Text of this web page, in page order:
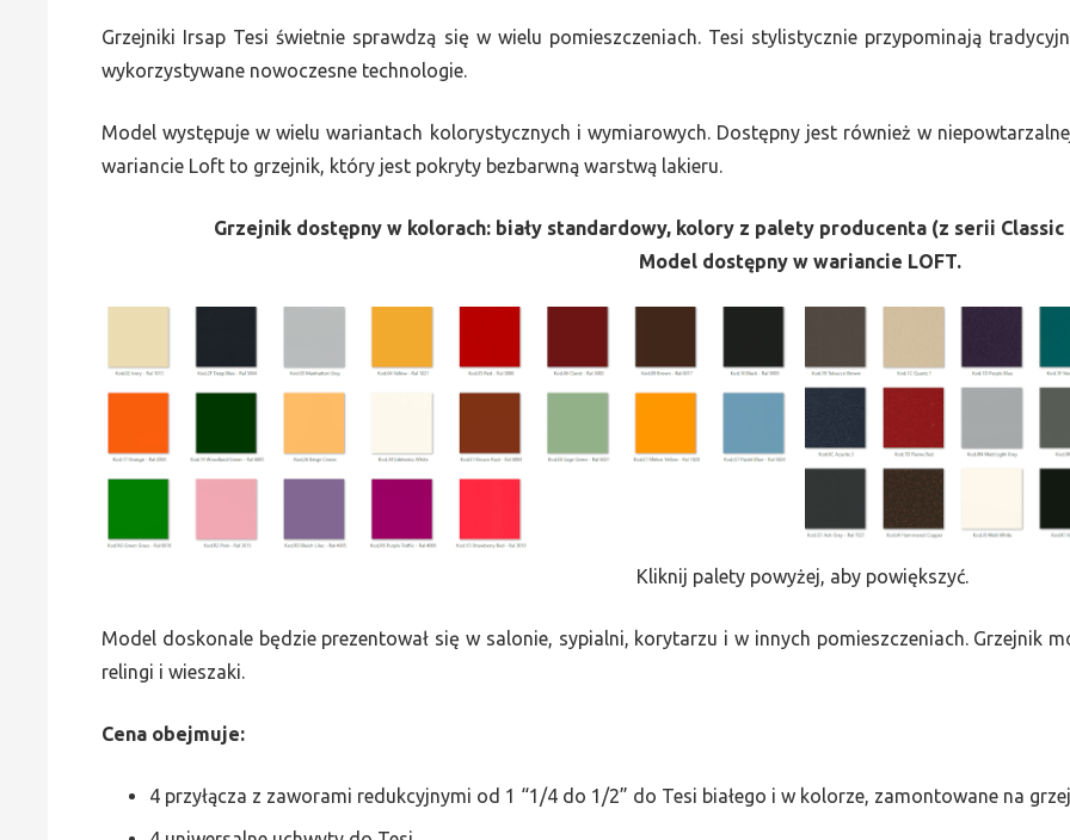
Grzejniki Irsap Tesi świetnie sprawdzą się w wielu pomieszczeniach. Tesi stylistycznie przypominają
wykorzystywane nowoczesne technologie.
Model występuje w wielu wariantach kolorystycznych i wymiarowych. Dostępny jest również w
wariancie Loft to grzejnik, który jest pokryty bezbarwną warstwą lakieru.
Grzejnik dostępny w kolorach: biały standardowy, kolory z palety producenta (z serii
Model dostępny w wariancie LOFT.
Kliknij palety powyżej, aby powiększyć.
Model doskonale będzie prezentował się w salonie, sypialni, korytarzu i w innych pomieszczeniach. Grzejnik
relingi i wieszaki.
Cena obejmuje:
4 przyłącza z zaworami redukcyjnymi od 1 “1/4 do 1/2” do Tesi białego i w kolorze, zamontowane na